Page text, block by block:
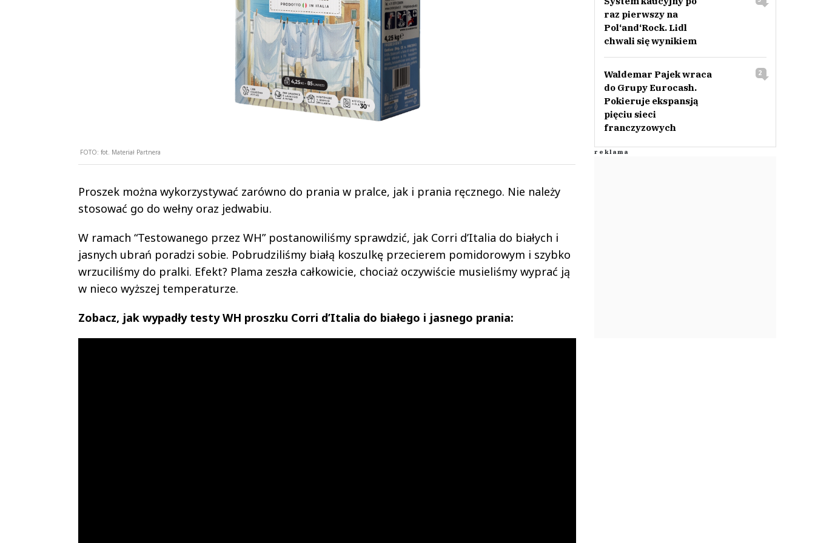
FOTO: fot. Materiał Partnera
Proszek można wykorzystywać zarówno do prania w pralce, jak i prania ręcznego. Nie należy
stosować go do wełny oraz jedwabiu.
W ramach “Testowanego przez WH” postanowiliśmy sprawdzić, jak Corri d’Italia do białych i
jasnych ubrań poradzi sobie. Pobrudziliśmy białą koszulkę przecierem pomidorowym i szybko
wrzuciliśmy do pralki. Efekt? Plama zeszła całkowicie, chociaż oczywiście musieliśmy wyprać ją
w nieco wyższej temperaturze.
Zobacz, jak wypadły testy WH proszku Corri d’Italia do białego i jasnego prania:
raz pierwszy na
Pol‘and‘Rock. Lidl
chwali się wynikiem
Waldemar Pajek wraca
do Grupy Eurocash.
Pokieruje ekspansją
pięciu sieci
franczyzowych
2